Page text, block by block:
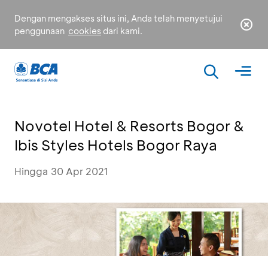
Dengan mengakses situs ini, Anda telah menyetujui
penggunaan cookies dari kami.
Novotel Hotel & Resorts Bogor &
Ibis Styles Hotels Bogor Raya
Hingga 30 Apr 2021